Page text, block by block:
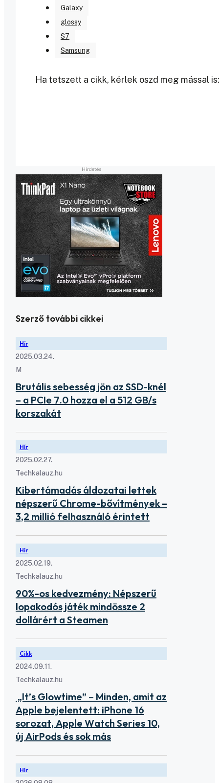
Galaxy
glossy
S7
Samsung
Ha tetszett a cikk, kérlek oszd meg mással is:
Szerző további cikkei
Hír
2025.03.24.
M
Brutális sebesség jön az SSD-knél
– a PCIe 7.0 hozza el a 512 GB/s
korszakát
Hír
2025.02.27.
Techkalauz.hu
Kibertámadás áldozatai lettek
népszerű Chrome-bővítmények –
3,2 millió felhasználó érintett
Hír
2025.02.19.
Techkalauz.hu
90%-os kedvezmény: Népszerű
lopakodós játék mindössze 2
dollárért a Steamen
Cikk
2024.09.11.
Techkalauz.hu
„It’s Glowtime” – Minden, amit az
Apple bejelentett: iPhone 16
sorozat, Apple Watch Series 10,
új AirPods és sok más
Hír